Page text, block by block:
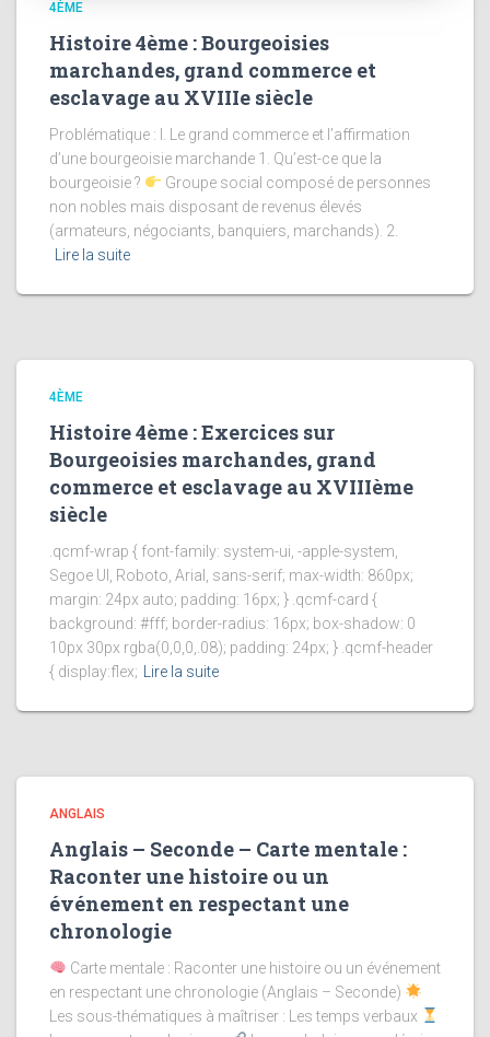
4ÈME
Histoire 4ème : Bourgeoisies
marchandes, grand commerce et
esclavage au XVIIIe siècle
Problématique : I. Le grand commerce et l’affirmation
d’une bourgeoisie marchande 1. Qu’est-ce que la
bourgeoisie ?
Groupe social composé de personnes
non nobles mais disposant de revenus élevés
(armateurs, négociants, banquiers, marchands). 2.
Lire la suite
4ÈME
Histoire 4ème : Exercices sur
Bourgeoisies marchandes, grand
commerce et esclavage au XVIIIème
siècle
.qcmf-wrap { font-family: system-ui, -apple-system,
Segoe UI, Roboto, Arial, sans-serif; max-width: 860px;
margin: 24px auto; padding: 16px; } .qcmf-card {
background: #fff; border-radius: 16px; box-shadow: 0
10px 30px rgba(0,0,0,.08); padding: 24px; } .qcmf-header
{ display:flex;
Lire la suite
ANGLAIS
Anglais – Seconde – Carte mentale :
Raconter une histoire ou un
événement en respectant une
chronologie
Carte mentale : Raconter une histoire ou un événement
en respectant une chronologie (Anglais – Seconde)
Les sous-thématiques à maîtriser : Les temps verbaux